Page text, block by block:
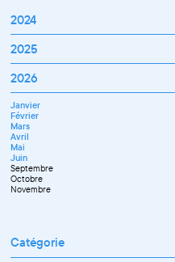
2024
Janvier
Février
Mars
Avril
Juillet
Septembre
Novembre
Décembre
2025
Janvier
Février
Mars
Avril
Mai
Juin
Juillet
Septembre
Octobre
Novembre
Décembre
2026
Janvier
Février
Mars
Avril
Mai
Juin
Septembre
Octobre
Novembre
Catégorie